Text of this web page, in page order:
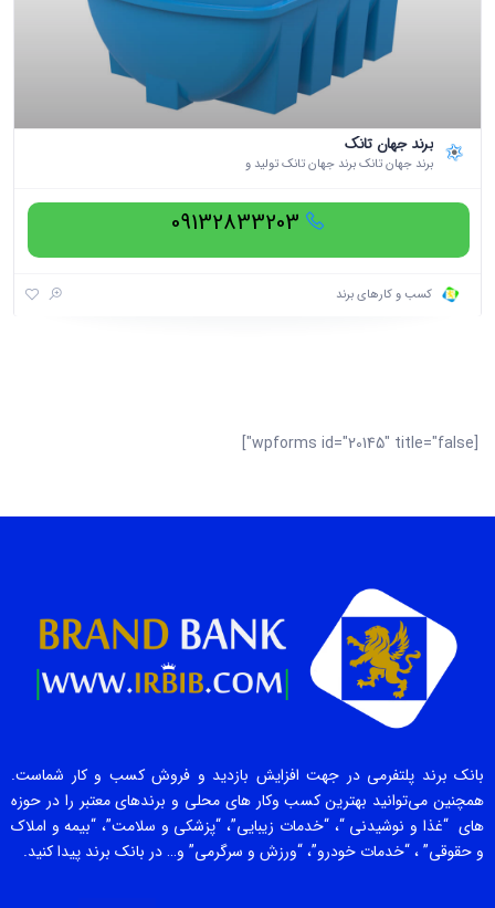
برند جهان تانک
برند جهان تانک برند جهان تانک تولید و
09132833203
کسب و کارهای برند
[wpforms id="20145" title="false"]
بانک برند پلتفرمی در جهت افزایش بازدید و فروش کسب و کار شماست.
همچنین می‌توانید بهترین کسب وکار های محلی و برندهای معتبر را در حوزه
های “غذا و نوشیدنی “، “خدمات زیبایی”، “پزشکی و سلامت”، “بیمه و املاک
و حقوقی” ، “خدمات خودرو”، “ورزش و سرگرمی” و… در بانک برند پیدا کنید.